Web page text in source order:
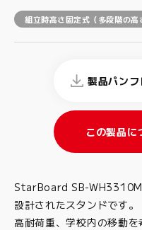
組立時高さ固定式（多段階の高
製品パン
この製品に
StarBoard SB-
設計されたスタンドです。
高耐荷重、学校内の移動